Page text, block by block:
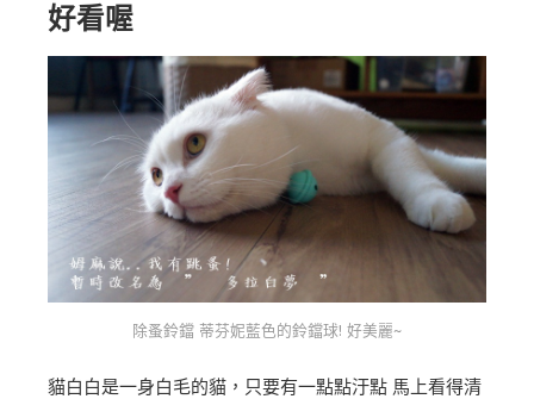
好看喔
除蚤鈴鐺 蒂芬妮藍色的鈴鐺球! 好美麗~
貓白白是一身白毛的貓，只要有一點點汙點 馬上看得清